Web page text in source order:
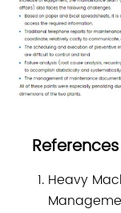
References
Heavy